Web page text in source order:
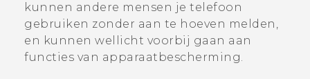
kunnen andere mensen je telefoon
gebruiken zonder aan te hoeven melden,
en kunnen wellicht voorbij gaan aan
functies van apparaatbescherming.